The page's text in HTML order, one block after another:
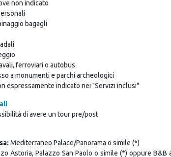
contro gli infortuni personali
(rimborso taxi fino a €120)
pagare in loco
non indicato
bagagli
ferroviari o autobus
espressamente indicato nei "Servizi inclusi"